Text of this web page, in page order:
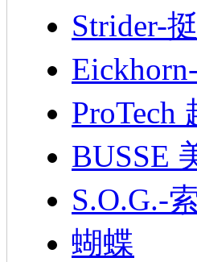
Strider-
ProTech
BUSSE
S.O.G.-
蝴蝶